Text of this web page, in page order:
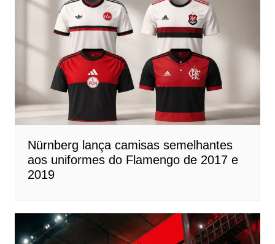
Nürnberg lança camisas semelhantes
aos uniformes do Flamengo de 2017 e
2019